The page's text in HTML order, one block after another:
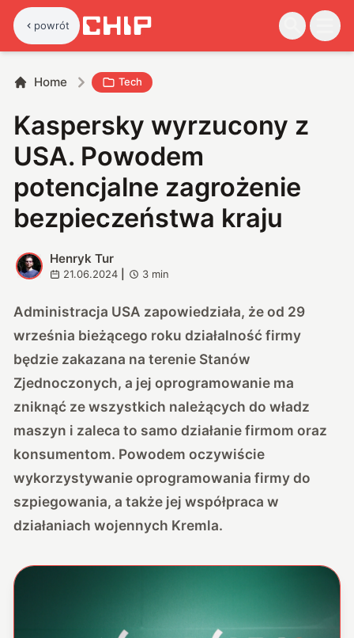
powrót
Home Tech
Kaspersky wyrzucony z
USA. Powodem
potencjalne zagrożenie
bezpieczeństwa kraju
H
Henryk Tur
21.06.2024 3 min
Administracja USA zapowiedziała, że od 29
września bieżącego roku działalność firmy
będzie zakazana na terenie Stanów
Zjednoczonych, a jej oprogramowanie ma
zniknąć ze wszystkich należących do władz
maszyn i zaleca to samo działanie firmom oraz
konsumentom. Powodem oczywiście
wykorzystywanie oprogramowania firmy do
szpiegowania, a także jej współpraca w
działaniach wojennych Kremla.